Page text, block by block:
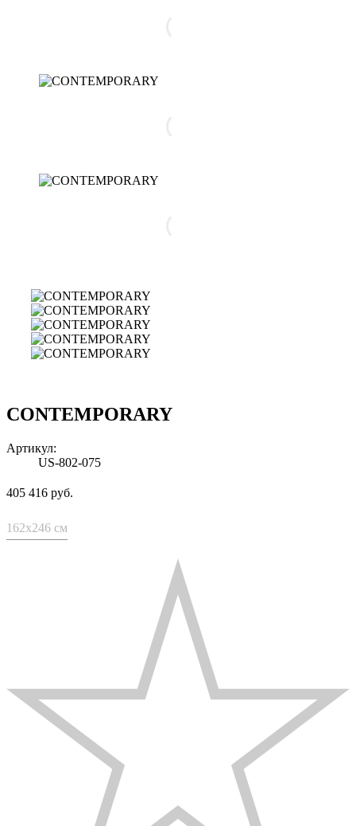
CONTEMPORARY
Артикул:
US-802-075
405 416 руб.
162x246 см